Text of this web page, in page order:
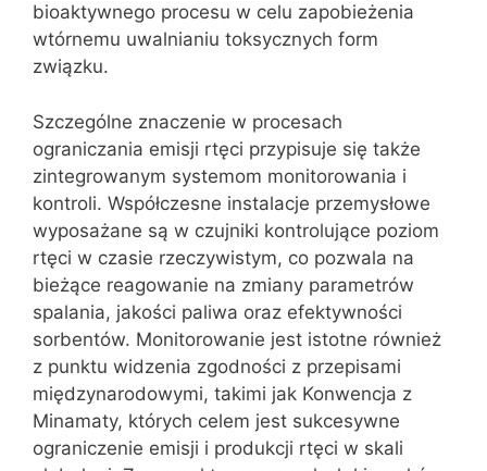
bioaktywnego procesu w celu zapobieżenia
wtórnemu uwalnianiu toksycznych form
związku.
Szczególne znaczenie w procesach
ograniczania emisji rtęci przypisuje się także
zintegrowanym systemom monitorowania i
kontroli. Współczesne instalacje przemysłowe
wyposażane są w czujniki kontrolujące poziom
rtęci w czasie rzeczywistym, co pozwala na
bieżące reagowanie na zmiany parametrów
spalania, jakości paliwa oraz efektywności
sorbentów. Monitorowanie jest istotne również
z punktu widzenia zgodności z przepisami
międzynarodowymi, takimi jak Konwencja z
Minamaty, których celem jest sukcesywne
ograniczenie emisji i produkcji rtęci w skali